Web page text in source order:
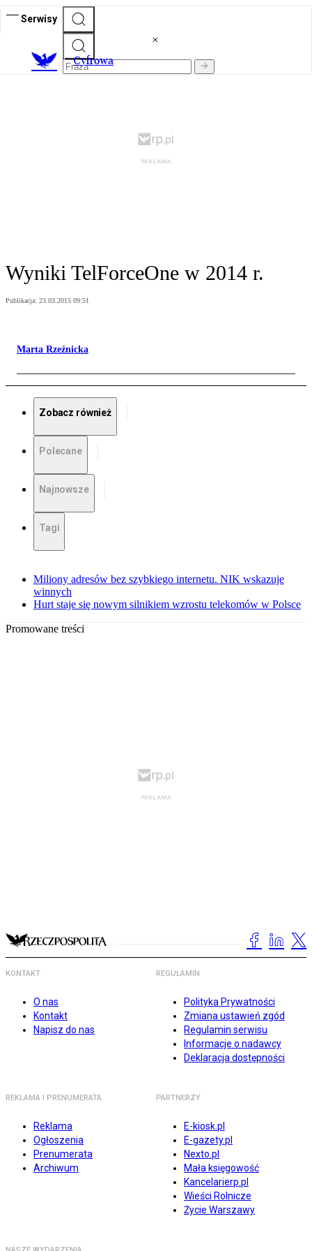
Serwisy
Cyfrowa
Wyniki TelForceOne w 2014 r.
Publikacja: 23.03.2015 09:51
Marta Rzeźnicka
Zobacz również
Polecane
Najnowsze
Tagi
Miliony adresów bez szybkiego internetu. NIK wskazuje
winnych
Hurt staje się nowym silnikiem wzrostu telekomów w Polsce
Promowane treści
KONTAKT
O nas
Kontakt
Napisz do nas
REGULAMIN
Polityka Prywatności
Zmiana ustawień zgód
Regulamin serwisu
Informacje o nadawcy
Deklaracja dostępności
REKLAMA I PRENUMERATA
Reklama
Ogłoszenia
Prenumerata
Archiwum
PARTNERZY
E-kiosk.pl
E-gazety.pl
Nexto.pl
Mała księgowość
Kancelarierp.pl
Wieści Rolnicze
Życie Warszawy